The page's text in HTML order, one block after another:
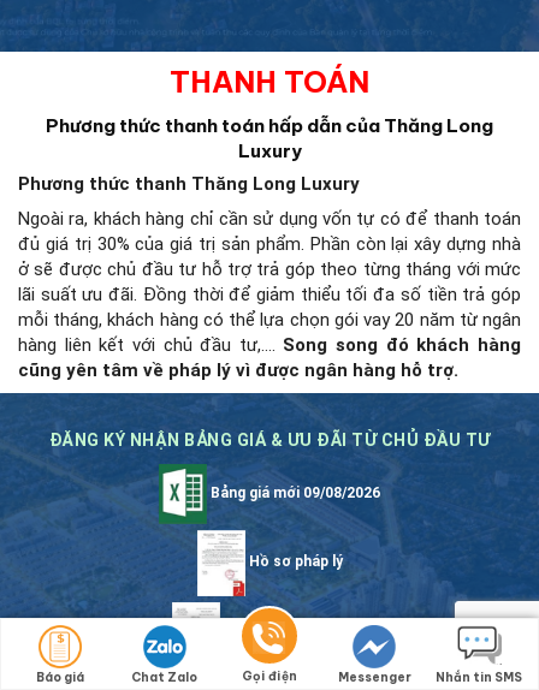
THANH TOÁN
Phương thức thanh toán hấp dẫn của Thăng Long
Luxury
Phương thức thanh Thăng Long Luxury
Ngoài ra, khách hàng chỉ cần sử dụng vốn tự có để thanh toán
đủ giá trị 30% của giá trị sản phẩm. Phần còn lại xây dựng nhà
ở sẽ được chủ đầu tư hỗ trợ trả góp theo từng tháng với mức
lãi suất ưu đãi. Đồng thời để giảm thiểu tối đa số tiền trả góp
mỗi tháng, khách hàng có thể lựa chọn gói vay 20 năm từ ngân
hàng liên kết với chủ đầu tư,…. Song song đó khách hàng
cũng yên tâm về pháp lý vì được ngân hàng hỗ trợ.
ĐĂNG KÝ NHẬN BẢNG GIÁ & ƯU ĐÃI TỪ CHỦ ĐẦU TƯ
Bảng giá mới 09/08/2026
Hồ sơ pháp lý
Chính sách bán hàng
Báo giá Chat Zalo Gọi điện Messenger Nhắn tin SMS